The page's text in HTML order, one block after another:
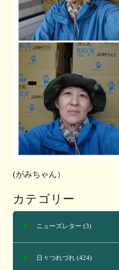
(がみちゃん）
カテゴリー
ニューズレター (3)
日々つれづれ(424)